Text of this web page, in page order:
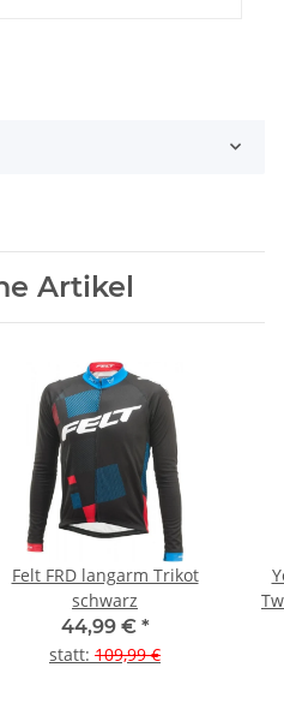
Artikel
Felt FRD langarm Trikot
schwarz
44,99 € *
statt: 109,99 €